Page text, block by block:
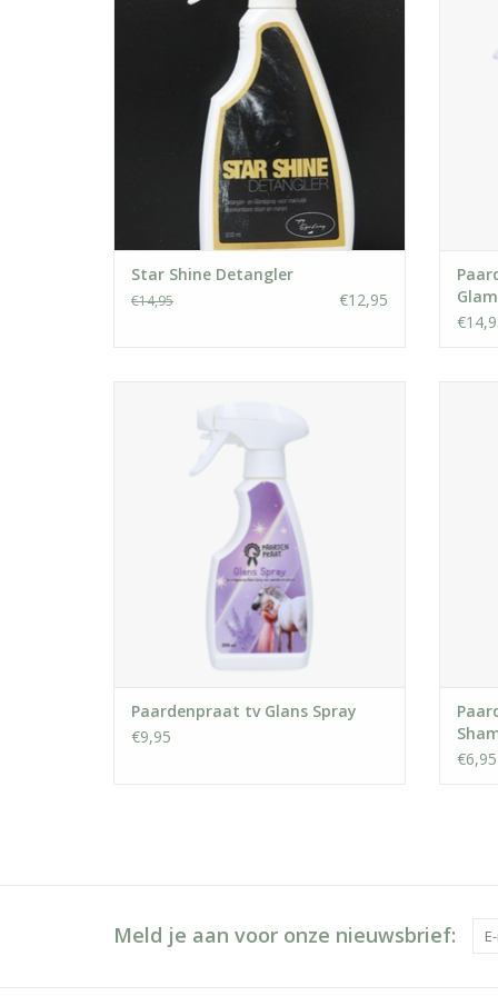
TOEVOEGEN AAN WINKELWAGEN
Star Shine Detangler
€14,95 €12,95
lavendel en natuurlijke ingrediënten dat
een rustgevende uitwerking op je paard of
TOEVOEGEN AAN WINKELWAGEN
Paardenpraat tv Glans Spray
€9,95
€6,95
Meld je aan voor onze nieuwsbrief: